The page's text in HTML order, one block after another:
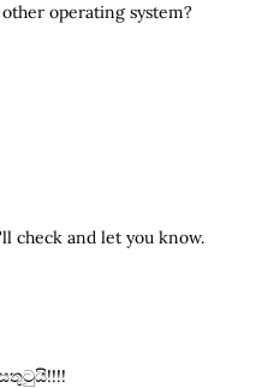
operating system?
check and let you know.